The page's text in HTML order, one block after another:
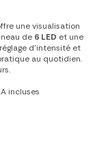
une visualisation
de 6 LED et une
d'intensité et
au quotidien.
incluses